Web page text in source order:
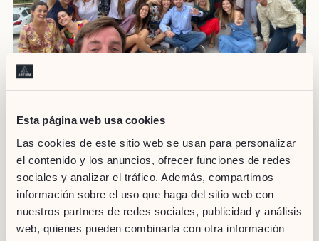
Esta página web usa cookies
Las cookies de este sitio web se usan para personalizar
el contenido y los anuncios, ofrecer funciones de redes
sociales y analizar el tráfico. Además, compartimos
información sobre el uso que haga del sitio web con
nuestros partners de redes sociales, publicidad y análisis
web, quienes pueden combinarla con otra información
El compromiso de ARTIEM con los valores de B Corpse
refleja en este primer B Retreat, en el que somos anfitriones y
vamos a dejarnos la piel en ofrecer una experiencia única a
todos los asistentes. El cambio sólo será posible si
empezamos por nosotros mismos, sacando adelante
iniciativas para hacer de este mundo un lugar mejor. Te
esperamos.